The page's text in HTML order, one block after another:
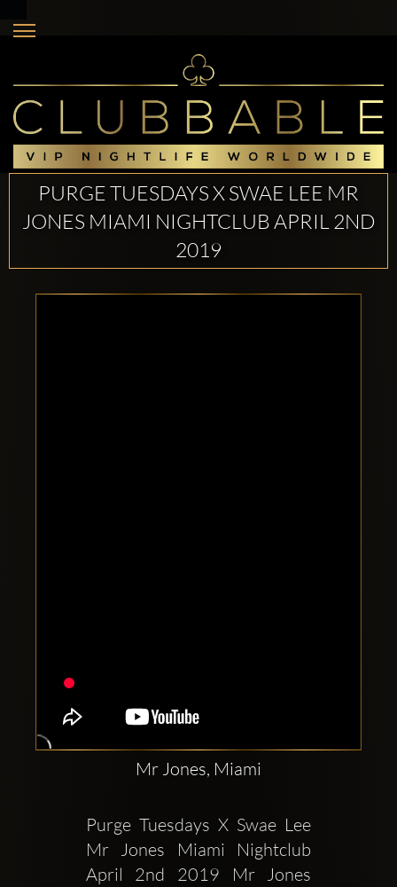
PURGE TUESDAYS X SWAE LEE MR
JONES MIAMI NIGHTCLUB APRIL 2ND
2019
Mr Jones, Miami
Purge Tuesdays X Swae Lee
Mr Jones Miami Nightclub
April 2nd 2019 Mr Jones